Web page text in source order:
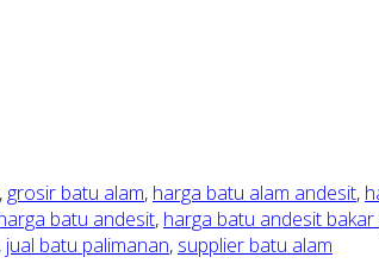
, grosir batu alam, harga batu alam andesit,
batu andesit, harga batu andesit
, jual batu palimanan, supplier batu alam